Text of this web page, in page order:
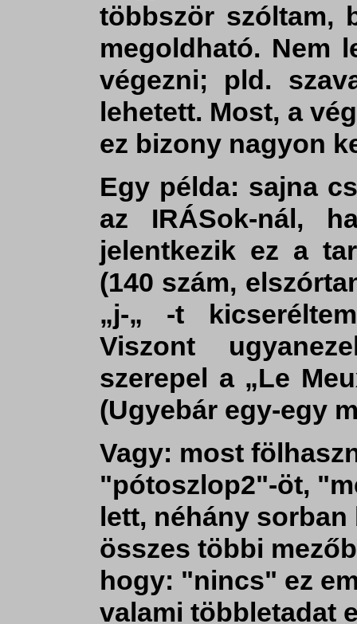
többször szóltam,
megoldható. Nem
végezni; pld.
lehetett. Most, a
ez bizony nagyon
Egy példa: sajna
az IRÁSok-nál,
jelentkezik ez a
(140 szám,
„j-„ -t
Viszont
szerepel a „Le
(Ugyebár egy-egy
Vagy: most
"pótoszlop2"-öt,
lett, néhány sorban
összes többi
hogy: "nincs" ez
valami többletadat